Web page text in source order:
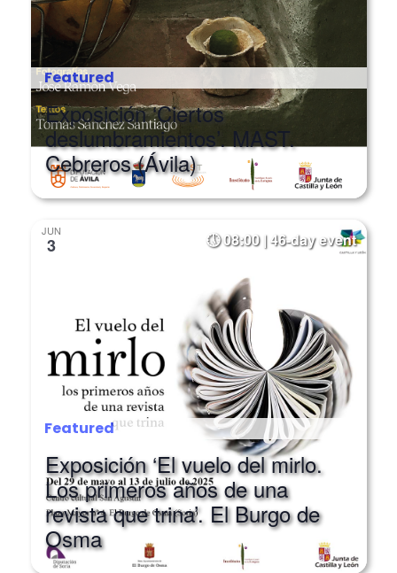
Featured
Exposición ‘Ciertos
deslumbramientos’. MAST.
Cebreros (Ávila)
JUN
Featured
Exposición ‘El vuelo del mirlo.
Los primeros años de una
revista que trina’. El Burgo de
Osma